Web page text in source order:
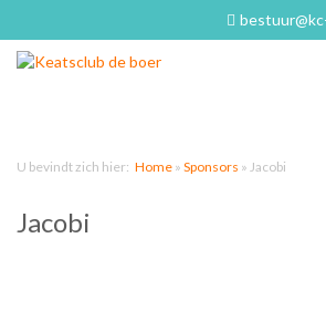
U bevindt zich hier: Home » Sponsors » Jacobi
Jacobi